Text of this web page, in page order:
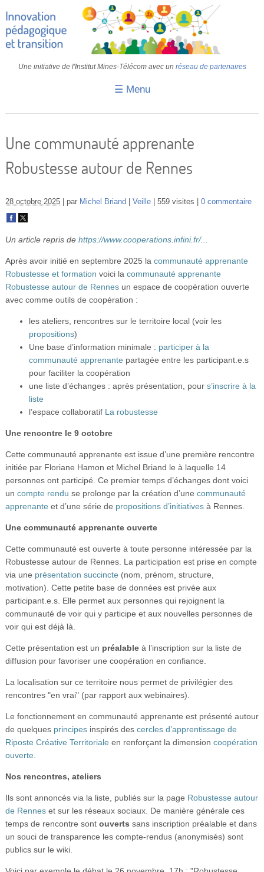
Une initiative de l'Institut Mines-Télécom avec un réseau de partenaires
☰ Menu
Retours d’expériences
IA
Vidéos
S’inscrire
Se connecter
Une communauté apprenante
Robustesse autour de Rennes
28 octobre 2025 par Michel Briand Veille 559 visites 0 commentaire
Un article repris de https://www.cooperations.infini.fr/...
Après avoir initié en septembre 2025 la communauté apprenante
Robustesse et formation voici la communauté apprenante
Robustesse autour de Rennesun espace de coopération ouverte
avec comme outils de coopération :
les ateliers, rencontres sur le territoire local (voir les
propositions)
Une base d’information minimale : participer à la
communauté apprenante partagée entre les participant.e.s
pour faciliter la coopération
une liste d’échanges : après présentation, pour s’inscrire à la
liste
l’espace collaboratif La robustesse
Une rencontre le 9 octobre
Cette communauté apprenante est issue d’une première rencontre
initiée par Floriane Hamon et Michel Briand le à laquelle 14
personnes ont participé. Ce premier temps d’échanges dont voici
un compte rendu se prolonge par la création d’une communauté
apprenante et d’une série de propositions d’initiativesà Rennes.
Une communauté apprenante ouverte
Cette communauté est ouverte à toute personne intéressée par la
Robustesse autour de Rennes. La participation est prise en compte
via une présentation succincte (nom, prénom, structure,
motivation). Cette petite base de données est privée aux
participant.e.s. Elle permet aux personnes qui rejoignent la
communauté de voir qui y participe et aux nouvelles personnes de
voir qui est déjà là.
Cette présentation est un préalableà l’inscription sur la liste de
diffusion pour favoriser une coopération en confiance.
La localisation sur ce territoire nous permet de privilégier des
rencontres "en vrai" (par rapport aux webinaires).
Le fonctionnement en communauté apprenante est présenté autour
de quelques principesinspirés des cercles d’apprentissage de
Riposte Créative Territoriale en renforçant la dimension coopération
ouverte
Nos rencontres, ateliers
Ils sont annoncés via la liste, publiés sur la page Robustesse autour
de Renneset sur les réseaux sociaux. De manière générale ces
temps de rencontre sont ouverts sans inscription préalable et dans
un souci de transparence les compte-rendus (anonymisés) sont
publics sur le wiki.